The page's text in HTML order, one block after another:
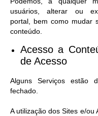
usuários, alterar ou
portal, bem como mudar
conteúdo.
Acesso a
de Acesso​
Alguns Serviços estão
fechado.
A utilização dos Sites e/ou